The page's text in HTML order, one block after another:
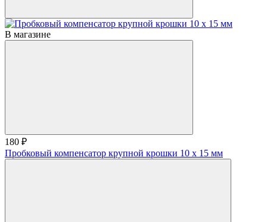
В магазине
180 ₽
Пробковый компенсатор крупной крошки 10 х 15 мм